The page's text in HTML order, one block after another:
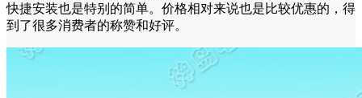
快捷安装也是特别的简单。价格相对来说也是比较优惠的，得
到了很多消费者的称赞和好评。